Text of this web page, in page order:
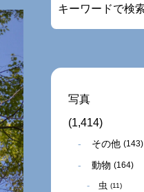
写真
(1,414)
その他 (143)
動物 (164)
虫 (11)